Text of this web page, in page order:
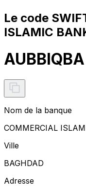
Le code
ISLAMIC
Nom de la banque
COMMERCIAL
Ville
BAGHDAD
Adresse